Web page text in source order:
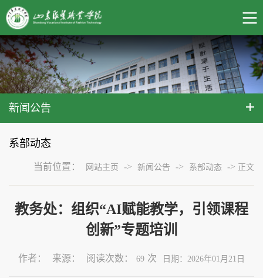
新闻公告
系部动态
当前位置： 网站主页 -> 新闻公告 -> 系部动态 -> 正文
教务处：组织“AI赋能教学，引领课程
创新”专题培训
作者： 来源： 阅读次数： 69 次 日期：2026年01月21日